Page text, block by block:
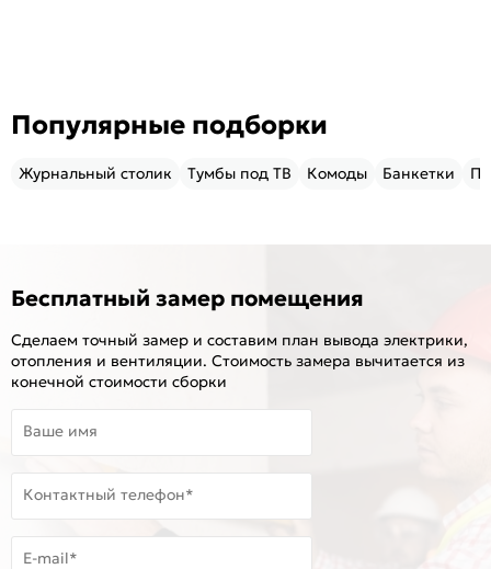
Популярные подборки
Журнальный столик Тумбы под ТВ Комоды Банкетки
Бесплатный замер помещения
Сделаем точный замер и составим план вывода электрики,
отопления и вентиляции. Стоимость замера вычитается из
конечной стоимости сборки
Ваше имя
Контактный телефон*
E-mail*